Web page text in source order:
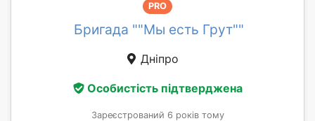
PRO
Бригада ""Мы есть Грут""
Дніпро
Особистість підтверджена
Зареєстрований 6 років тому